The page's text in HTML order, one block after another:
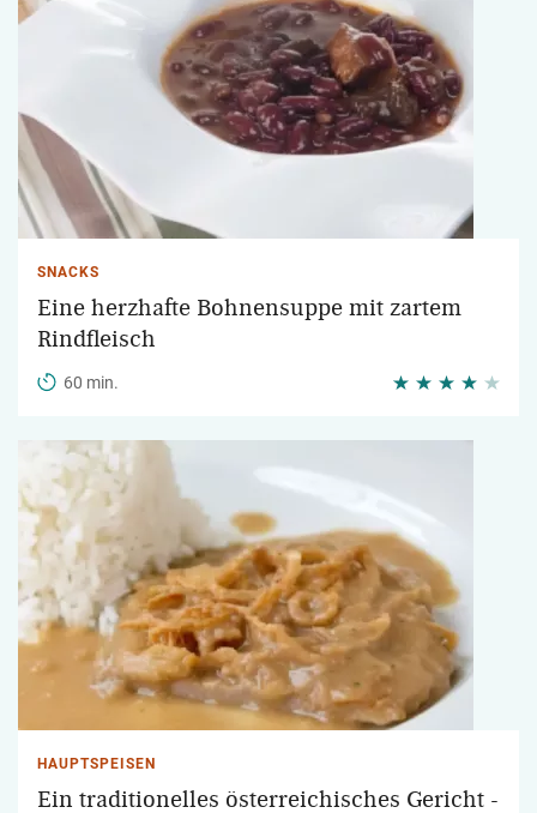
SNACKS
Eine herzhafte Bohnensuppe mit zartem
Rindfleisch
60 min.
HAUPTSPEISEN
Ein traditionelles österreichisches Gericht -